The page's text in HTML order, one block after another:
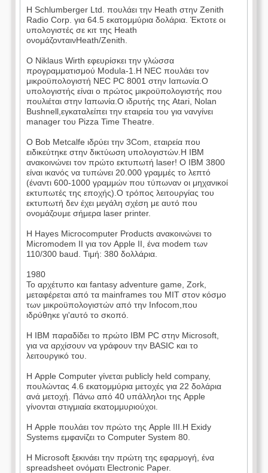
Η Schlumberger Ltd. πουλάει την Heath στην Zenith
Radio Corp. για 64.5 εκατομμύρια δολάρια. Έκτοτε οι
υπολογιστές σε κιτ της Heath
ονομάζονταινHeath/Zenith.
Ο Niklaus Wirth εφευρίσκει την γλώσσα
προγραμματισμού Modula-1.Η NEC πουλάει τον
μικροϋπολογιστή NEC PC 8001 στην Ιαπωνία.Ο
υπολογιστής είναι ο πρώτος μικροϋπολογιστής που
πουλιέται στην Ιαπωνία.Ο ιδρυτής της Atari, Nolan
Bushnell,εγκαταλείπει την εταιρεία του για νανγίνει
manager του Pizza Time Theatre.
Ο Bob Metcalfe ιδρύει την 3Com, εταιρεία που
ειδικεύτηκε στην δικτύωση υπολογιστών.Η IBM
ανακοινώνει τον πρώτο εκτυπωτή laser! Ο IBM 3800
είναι ικανός να τυπώνει 20.000 γραμμές το λεπτό
(έναντι 600-1000 γραμμών που τύπωναν οι μηχανικοί
εκτυπωτές της εποχής).Ο τρόπος λειτουργίας του
εκτυπωτή δεν έχει μεγάλη σχέση με αυτό που
ονομάζουμε σήμερα laser printer.
Η Hayes Microcomputer Products ανακοινώνει το
Micromodem II για τον Apple II, ένα modem των
110/300 baud. Τιμή: 380 δολλάρια.
1980
Το αρχέτυπο και fantasy adventure game, Zork,
μεταφέρεται από τα mainframes του MIT στον κόσμο
των μικροϋπολογιστών από την Infocom,που
ιδρύθηκε γι'αυτό το σκοπό.
Η IBM παραδίδει το πρώτο IBM PC στην Microsoft,
για να αρχίσουν να γράφουν την BASIC και το
λειτουργικό του.
Η Apple Computer γίνεται publicly held company,
πουλώντας 4.6 εκατομμύρια μετοχές για 22 δολάρια
ανά μετοχή. Πάνω από 40 υπάλληλοι της Apple
γίνονται στιγμιαία εκατομμυριούχοι.
Η Apple πουλάει τον πρώτο της Apple III.Η Exidy
Systems εμφανίζει το Computer System 80.
Η Microsoft ξεκινάει την πρώτη της εφαρμογή, ένα
spreadsheet ονόματι Electronic Paper.